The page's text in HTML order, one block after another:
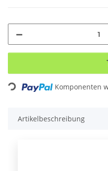
Loading... Komponenten
Artikelbeschreibung